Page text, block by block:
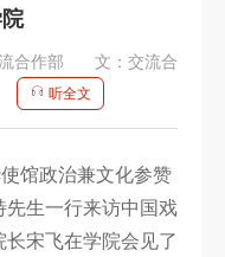
合作部
文：交流合
听全文
馆政治兼文化参赞
先生一行来访中国戏
宋飞在学院会见了